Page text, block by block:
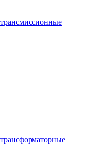
трансмиссионные
трансформаторные